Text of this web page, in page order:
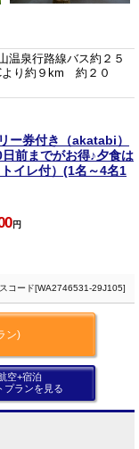
温泉行路線バス約２５
より約９km 約２０
ー券付き（akatabi）
前までがお得♪夕食は
イレ付）(1名～4名1
円
コード[WA2746531-29J105]
ン)
空+宿泊
プランを見る